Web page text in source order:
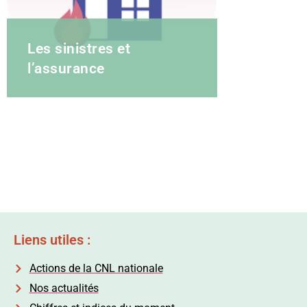
Les sinistres et
l’assurance
Liens utiles :
Actions de la CNL nationale
Nos actualités